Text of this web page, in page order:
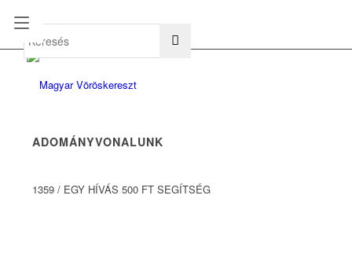
ADOMÁNYVONALUNK
1359 / EGY HÍVÁS 500 FT SEGÍTSÉG